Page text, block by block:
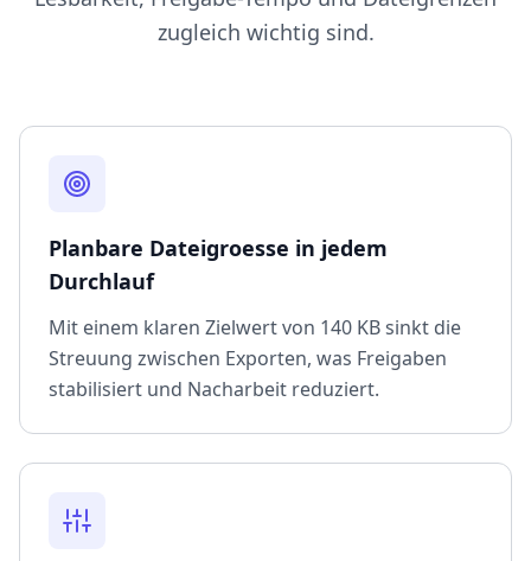
zugleich wichtig sind.
Planbare Dateigroesse in jedem
Durchlauf
Mit einem klaren Zielwert von 140 KB sinkt die
Streuung zwischen Exporten, was Freigaben
stabilisiert und Nacharbeit reduziert.